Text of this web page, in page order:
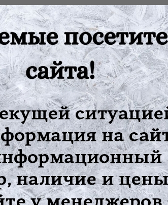
фиксации и поддержки грыжевого
из широкого пояса с лямками. Сам пояс
можно установить с одной или с 2-х
натуживании и иных физических